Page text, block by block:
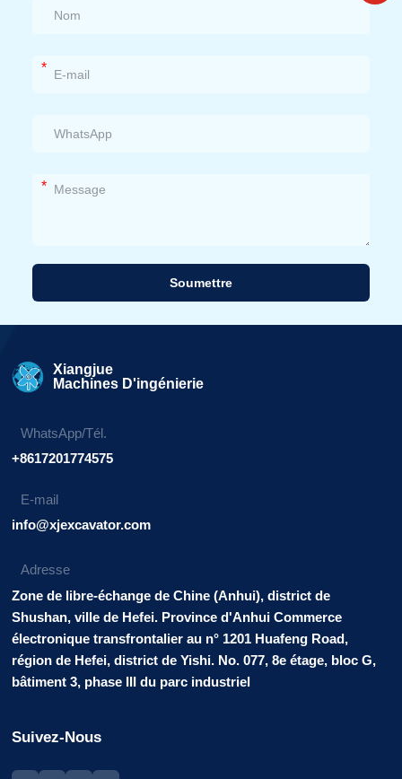
*
*
Soumettre
Xiangjue
Machines D'ingénierie
WhatsApp/Tél.
+8617201774575
E-mail
info@xjexcavator.com
Adresse
Zone de libre-échange de Chine (Anhui), district de
Shushan, ville de Hefei. Province d'Anhui Commerce
électronique transfrontalier au n° 1201 Huafeng Road,
région de Hefei, district de Yishi. No. 077, 8e étage, bloc G,
bâtiment 3, phase III du parc industriel
Suivez-Nous